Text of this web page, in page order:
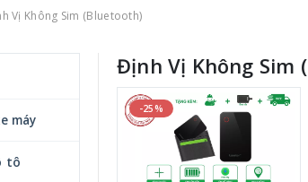
Vị Không Sim (Bluetooth)
Định Vị Không Sim
-25%
máy
tô